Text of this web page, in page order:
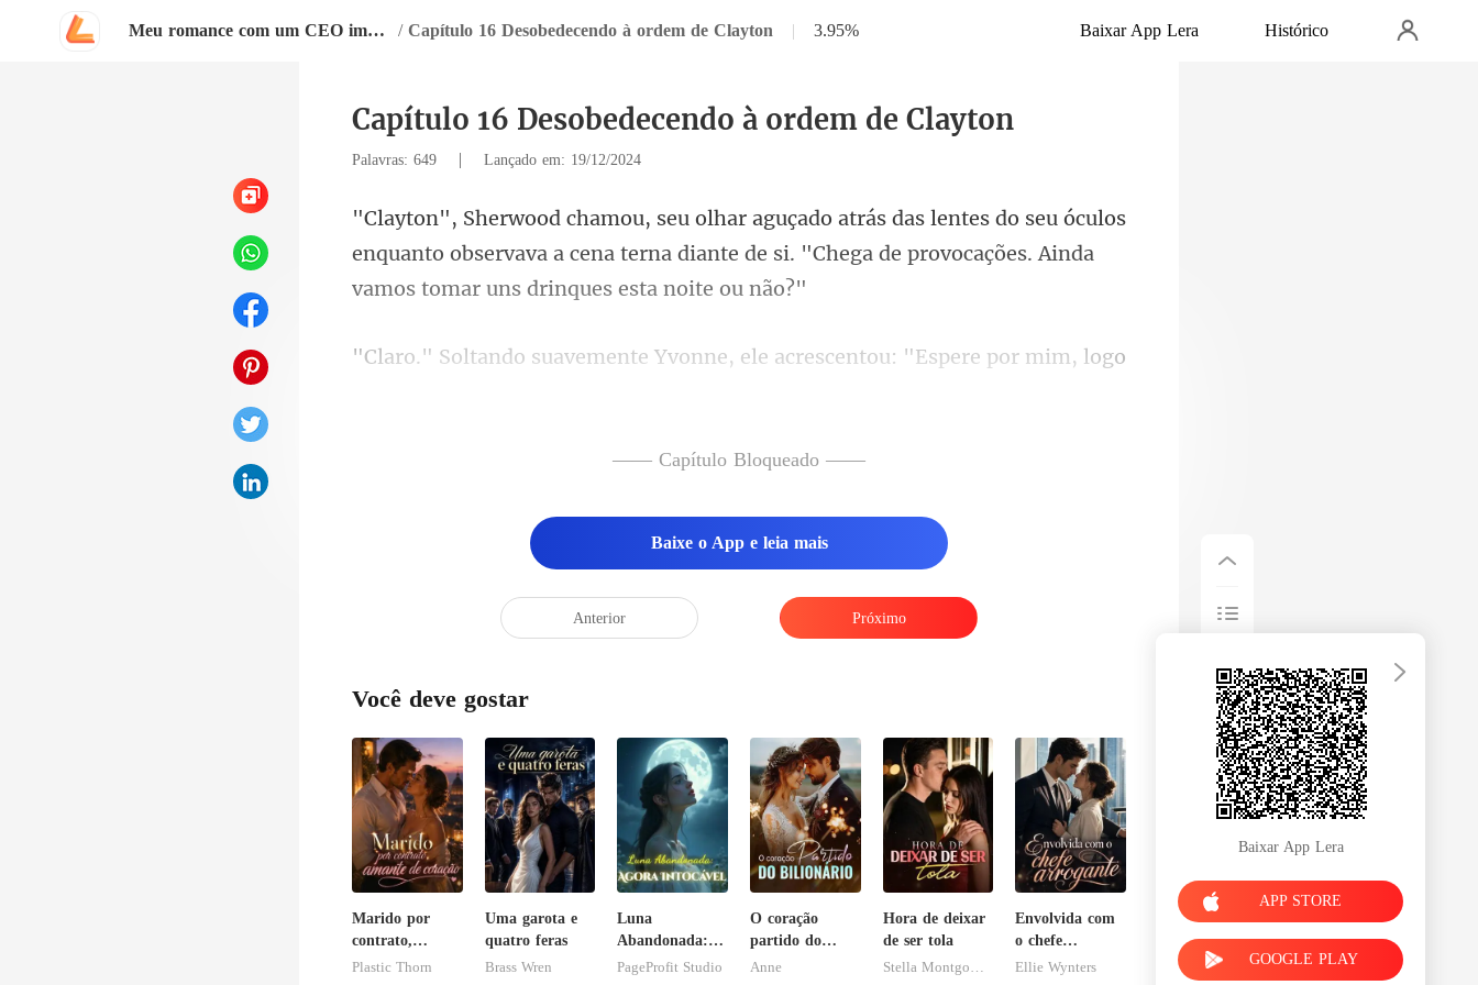
Meu romance com um CEO impassível / Capítulo 16 Desobedecendo à ordem de Clayton | 3.95% Baixar App Lera Histórico
Capítulo 16 Desobedecendo à ordem de Clayton
Palavras: 649 | Lançado em: 19/12/2024
seu óculos
enquanto observava a cena terna diante de si. "Chega
Yvonne, ele acrescentou: "E
u seu casaco no sofá
—— Capítulo Bloqueado ——
Baixe o App e leia mais
Anterior Próximo
Você deve gostar
Marido por
contrato,
amante de
Plastic Thorn
Uma garota e
quatro feras
Brass Wren
Luna
Abandonada:
Agora Intocável
PageProfit Studio
O coração
partido do
bilionário
Anne
Hora de deixar
de ser tola
Envolvida com
o chefe
arrogante
Ellie Wynters
Baixar App Lera
APP STORE
GOOGLE PLAY